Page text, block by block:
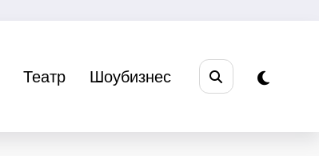
Театр Шоубизнес